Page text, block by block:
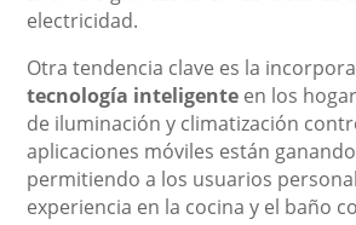
electricidad.
Otra tendencia clave es la
tecnología inteligente en los
de iluminación y climatización
aplicaciones móviles están
permitiendo a los usuarios
experiencia en la cocina y el baño